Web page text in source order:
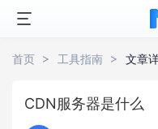
首页 工具指南 文章
CDN服务器是什么